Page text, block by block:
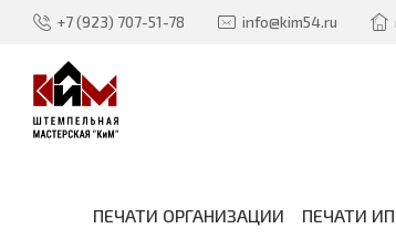
+7 (923) 707-51-78 info@kim54.ru
ПЕЧАТИ ОРГАНИЗАЦИИ ПЕЧАТИ ИП